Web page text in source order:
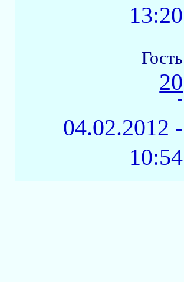
13:20
Гость
20
-
04.02.2012 -
10:54